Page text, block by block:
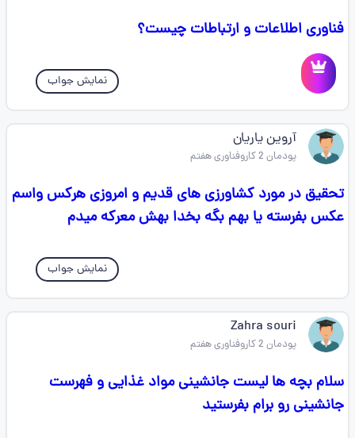
فناوری اطلاعات و ارتباطات چیست؟
نمایش جواب
آروین یاریان
پودمان 2 کاروفناوری هفتم
تحقیق در مورد کشاورزی های قدیم و امروزی هرکس واسم
عکس بفرسته یا بهم بگه بخدا بهش معرکه میدم
نمایش جواب
Zahra souri
پودمان 2 کاروفناوری هفتم
سلام بچه ها لیست جانشینی مواد غذایی و فهرست
جانشینی رو برام بفرستید